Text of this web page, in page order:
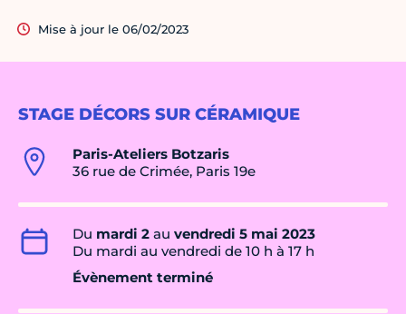
STAGE DÉCORS SUR CÉRAMIQUE
Paris-Ateliers Botzaris
36 rue de Crimée, Paris 19e
Du mardi 2 au vendredi 5 mai 2023
Du mardi au vendredi de 10 h à 17 h
Évènement terminé
Mise à jour le 06/02/2023